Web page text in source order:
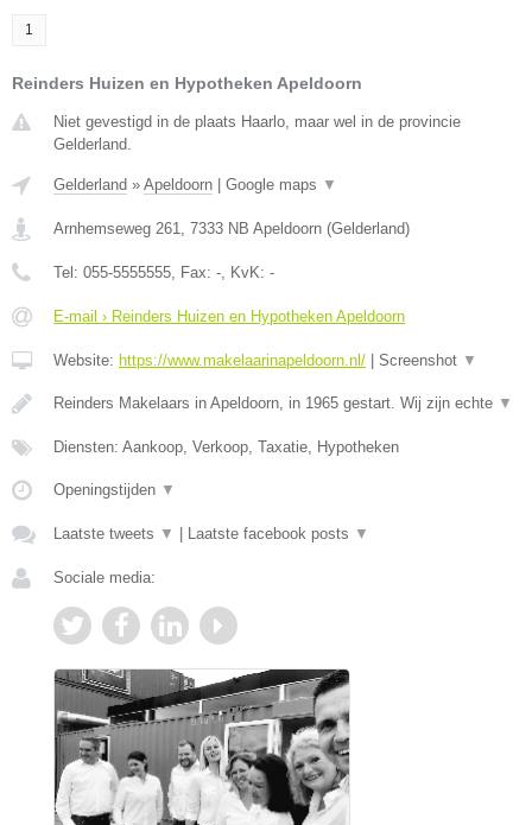
1
Reinders Huizen en Hypotheken Apeldoorn
Niet gevestigd in de plaats Haarlo, maar wel in de provincie
Gelderland.
Gelderland » Apeldoorn Google maps ▼
Arnhemseweg 261, 7333 NB Apeldoorn (Gelderland)
Tel: 055-5555555, Fax: -, KvK: -
E-mail › Reinders Huizen en Hypotheken Apeldoorn
Website: https://www.makelaarinapeldoorn.nl/ Screenshot ▼
Reinders Makelaars in Apeldoorn, in 1965 gestart. Wij zijn echte ▼
Diensten: Aankoop, Verkoop, Taxatie, Hypotheken
Openingstijden ▼
Laatste tweets ▼ Laatste facebook posts ▼
Sociale media: